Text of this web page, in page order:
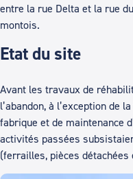
entre la rue Delta et la rue
montois.
Etat du site
Avant les travaux de
l’abandon, à l’exception de
fabrique et de maintenance
activités passées
(ferrailles, pièces détachées